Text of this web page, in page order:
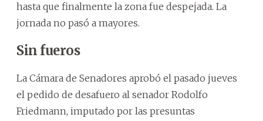
hasta que finalmente la zona fue despejada. La
jornada no pasó a mayores.
Sin fueros
La Cámara de Senadores aprobó el pasado jueves
el pedido de desafuero al senador Rodolfo
Friedmann, imputado por las presuntas